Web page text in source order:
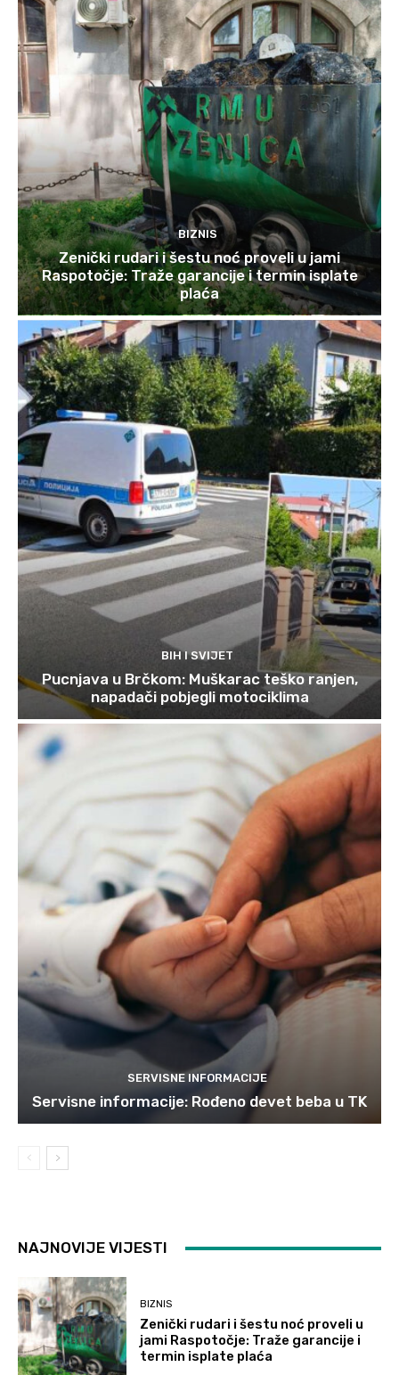
BIZNIS
Zenički rudari i šestu noć proveli u jami
Raspotočje: Traže garancije i termin isplate
plaća
BIH I SVIJET
Pucnjava u Brčkom: Muškarac teško ranjen,
napadači pobjegli motociklima
SERVISNE INFORMACIJE
Servisne informacije: Rođeno devet beba u TK
NAJNOVIJE VIJESTI
BIZNIS
Zenički rudari i šestu noć proveli u
jami Raspotočje: Traže garancije i
termin isplate plaća